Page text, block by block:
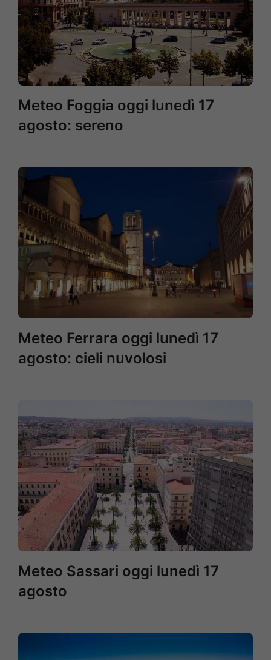
Meteo Foggia oggi lunedì 17
agosto: sereno
Meteo Ferrara oggi lunedì 17
agosto: cieli nuvolosi
Meteo Sassari oggi lunedì 17
agosto